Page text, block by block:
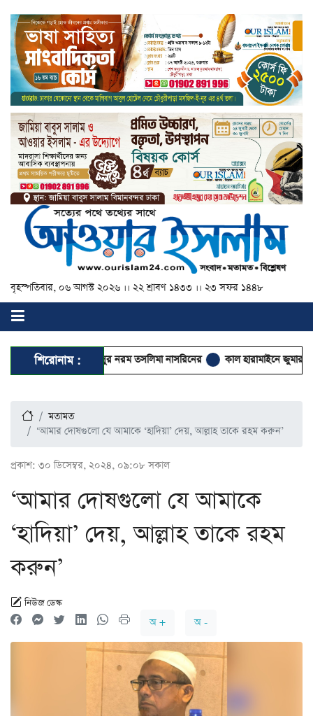
বৃহস্পতিবার, ০৬ আগস্ট ২০২৬ ।। ২২ শ্রাবণ ১৪৩৩ ।। ২৩ সফর ১৪৪৮
শিরোনাম :
মুখে সুর নরম তসলিমা নাসরিনের কাল হারামাইনে জুমার খুতবা দেবেন
মতামত
‘আমার দোষগুলো যে আমাকে ‘হাদিয়া’ দেয়, আল্লাহ তাকে রহম করুন’
প্রকাশ: ৩০ ডিসেম্বর, ২০২৪, ০৯:০৮ সকাল
‘আমার দোষগুলো যে আমাকে
‘হাদিয়া’ দেয়, আল্লাহ তাকে রহম
করুন’
নিউজ ডেস্ক
অ +
অ -